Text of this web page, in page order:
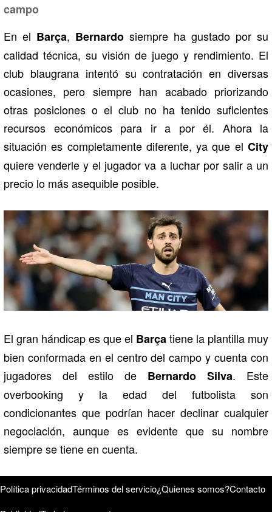
campo
En el Barça, Bernardo siempre ha gustado por su
calidad técnica, su visión de juego y rendimiento. El
club blaugrana intentó su contratación en diversas
ocasiones, pero siempre han acabado priorizando
otras posiciones o el club no ha tenido suficientes
recursos económicos para ir a por él. Ahora la
situación es completamente diferente, ya que el City
quiere venderle y el jugador va a luchar por salir a un
precio lo más asequible posible.
El gran hándicap es que el Barçatiene la plantilla muy
bien conformada en el centro del campo y cuenta con
jugadores del estilo de Bernardo Silva. Este
overbooking y la edad del futbolista son
condicionantes que podrían hacer declinar cualquier
negociación, aunque es evidente que su nombre
siempre se tiene en cuenta.
Política privacidadTérminos del servicio¿Quienes somos?Contacto